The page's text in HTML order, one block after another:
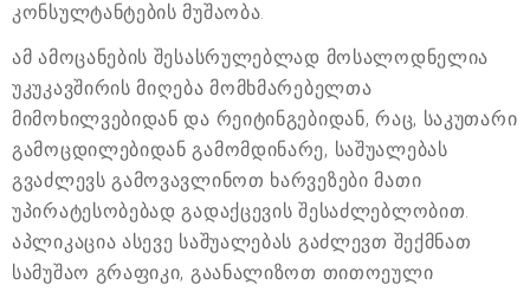
კონსულტანტების მუშაობა.
ამ ამოცანების შესასრულებლად მოსალოდნელია
უკუკავშირის მიღება მომხმარებელთა
მიმოხილვებიდან და რეიტინგებიდან, რაც, საკუთარი
გამოცდილებიდან გამომდინარე, საშუალებას
გვაძლევს გამოვავლინოთ ხარვეზები მათი
უპირატესობებად გადაქცევის შესაძლებლობით.
აპლიკაცია ასევე საშუალებას გაძლევთ შექმნათ
სამუშაო გრაფიკი, გაანალიზოთ თითოეული